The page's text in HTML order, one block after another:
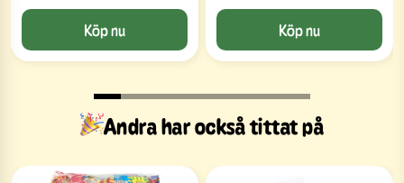
Köp nu Köp nu
Andra har också tittat på